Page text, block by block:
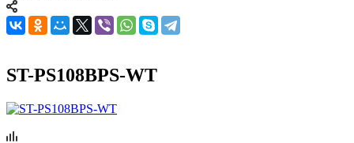
ST-PS108BPS-WT